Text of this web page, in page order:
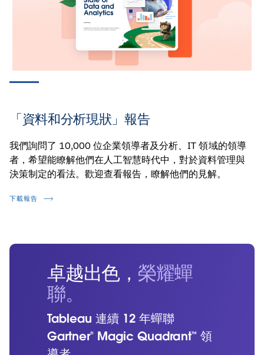
「資料和分析現狀」報告
我們詢問了 10,000 位企業領導者及分析、IT 領域的領導
者，希望能瞭解他們在人工智慧時代中，對於資料管理與
決策制定的看法。歡迎查看報告，瞭解他們的見解。
下載報告
卓越出色， 榮耀蟬
聯。
Tableau 連續 12 年蟬聯
Gartner®️ Magic Quadrant™️ 領